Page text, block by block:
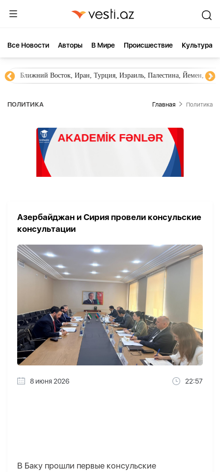
Все Новости Aвторы В Мире Происшествие Культура
Ближний Восток, Иран, Турция, Израиль, Палестина, Йемен,
ПОЛИТИКА Главная Политика
Азербайджан и Сирия провели консульские
консультации
8 июня 2026 22:57
В Баку прошли первые консульские